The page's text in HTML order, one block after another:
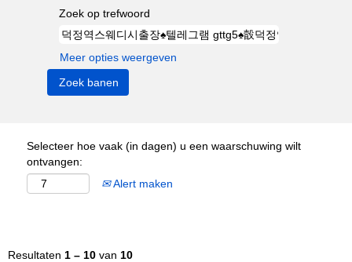
Zoek op trefwoord
Meer opties weergeven
Selecteer hoe vaak (in dagen) u een waarschuwing wilt
ontvangen:
Alert maken
Resultaten 1 – 10 van 10